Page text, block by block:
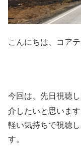
こんにちは、コアテ
今回は、先日視聴
介したいと思いま
軽い気持ちで視聴
す。